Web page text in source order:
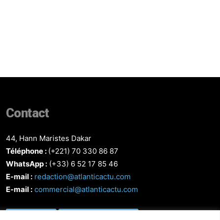
Contact
44, Hann Maristes Dakar
Téléphone : (+221) 70 330 86 87‬
WhatsApp : (+33) 6 52 17 85 46
E-mail : redaction@atlanticactu.com
E-mail : commercial@atlanticactu.com